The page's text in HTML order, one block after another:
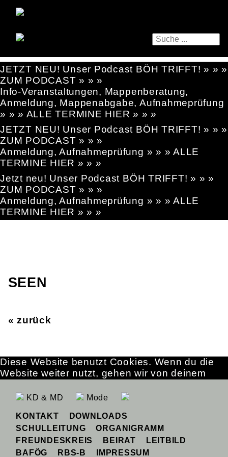
JETZT NEU! Unser Podcast BÖH TRIFFT! » » »
ZUM PODCAST » » »
Info-Veranstaltungen, Mappenberatung,
Anmeldung, Mappenabgabe, Aufnahmeprüfung
» » » ALLE TERMINE HIER » » »
JETZT NEU! Unser Podcast BÖH TRIFFT! » » »
ZUM PODCAST » » »
Anmeldung, Aufnahmeprüfung » » » ALLE
TERMINE HIER » » »
Jetzt neu! Unser Podcast BÖH TRIFFT! » » »
ZUM PODCAST » » »
Anmeldung, Aufnahmeprüfung » » » ALLE
TERMINE HIER » » »
SEEN
« zurück
KD & MD Mode
KONTAKT
DOWNLOADS
SCHULLEITUNG
ORGANIGRAMM
FREUNDESKREIS
BEIRAT
LEITBILD
BAFÖG
RBS-B IMPRESSUM
Diese Website benutzt Cookies. Wenn du die
Website weiter nutzt, gehen wir von deinem